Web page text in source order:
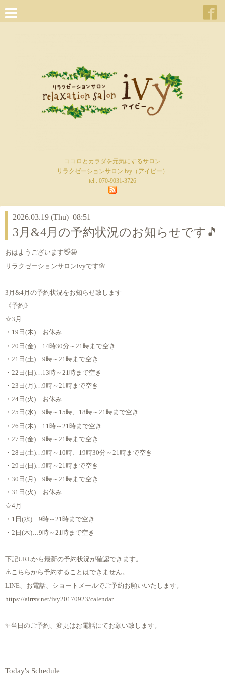
ココロとカラダを元気にするサロン
リラクゼーションサロン ivy（アイビー）
tel : 070-9031-3726
2026.03.19 (Thu) 08:51
3月&4月の予約状況のお知らせです🎵
おはようございます👋😃
リラクゼーションサロンivyです🌸
3月&4月の予約状況をお知らせ致します
《予約》
☆3月
・19日(木)…お休み
・20日(金)…14時30分～21時まで空き
・21日(土)…9時～21時まで空き
・22日(日)…13時～21時まで空き
・23日(月)…9時～21時まで空き
・24日(火)…お休み
・25日(水)…9時～15時、18時～21時まで空き
・26日(木)…11時～21時まで空き
・27日(金)…9時～21時まで空き
・28日(土)…9時～10時、19時30分～21時まで空き
・29日(日)…9時～21時まで空き
・30日(月)…9時～21時まで空き
・31日(火)…お休み
☆4月
・1日(水)…9時～21時まで空き
・2日(木)…9時～21時まで空き
下記URLから最新の予約状況が確認できます。
⚠️こちらから予約することはできません。
LINE、お電話、ショートメールでご予約お願いいたします。
https://airrsv.net/ivy20170923/calendar
✨当日のご予約、変更はお電話にてお願い致します。
Today's Schedule